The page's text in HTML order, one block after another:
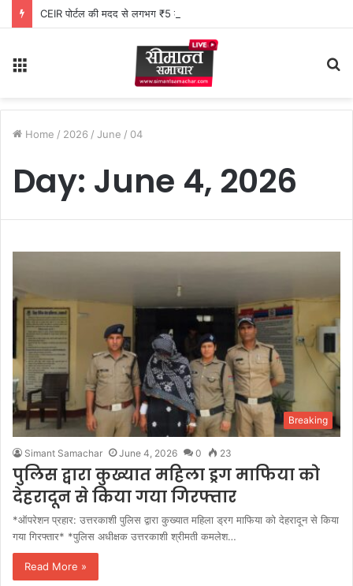
CEIR पोर्टल की मदद से लगभग ₹5 लाख मूल्य के 20 मोबाइल फोन बरामद
Home / 2026 / June / 04
Day: June 4, 2026
Breaking
Simant Samachar June 4, 2026 0 23
पुलिस द्वारा कुख्यात महिला ड्रग माफिया को
देहरादून से किया गया गिरफ्तार
*ऑपरेशन प्रहार: उत्तरकाशी पुलिस द्वारा कुख्यात महिला ड्रग माफिया को देहरादून से किया
गया गिरफ्तार* *पुलिस अधीक्षक उत्तरकाशी श्रीमती कमलेश…
Read More »